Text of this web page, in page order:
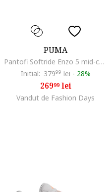
PUMA
Pantofi Softride Enzo 5 mid-cut pentru alegare, Alb optic/Alb murdar/Liliac prafuit
Initial: 37999 lei - 28%
26999lei
Vandut de Fashion Days